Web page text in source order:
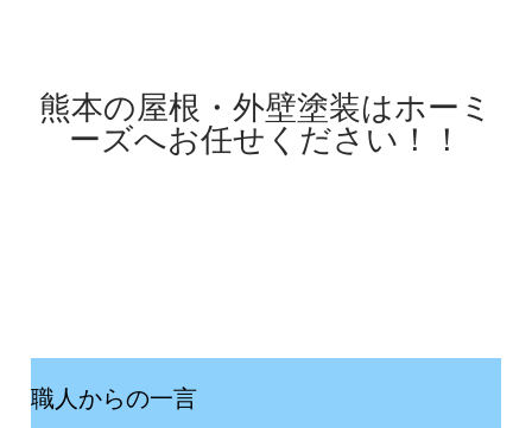
熊本の屋根・外壁塗装はホーミ
ーズへお任せください！！
職人からの一言